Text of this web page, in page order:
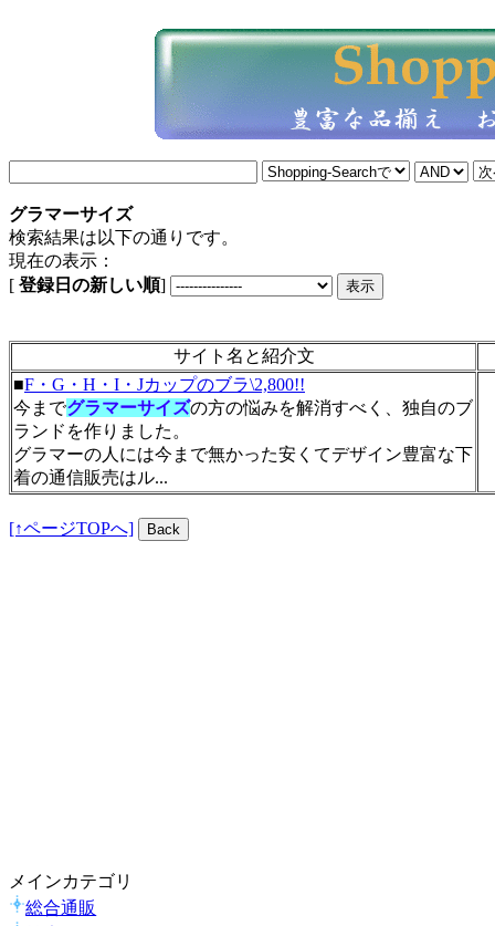
グラマーサイズ
検索結果は以下の通りです。
現在の表示：
[ 登録日の新しい順]
サイト名と紹介文
■F・G・H・I・Jカップのブラ\2,800!!
今までグラマーサイズの方の悩みを解消すべく、独自のブ
ランドを作りました。
グラマーの人には今まで無かった安くてデザイン豊富な下
着の通信販売はル...
[↑ページTOPへ]
メインカテゴリ
総合通販